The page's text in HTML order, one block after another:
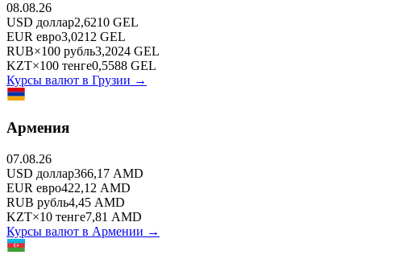
08.08.26
USD доллар2,6210 GEL
EUR евро3,0212 GEL
RUB×100 рубль3,2024 GEL
KZT×100 тенге0,5588 GEL
Курсы валют в Грузии →
Армения
07.08.26
USD доллар366,17 AMD
EUR евро422,12 AMD
RUB рубль4,45 AMD
KZT×10 тенге7,81 AMD
Курсы валют в Армении →